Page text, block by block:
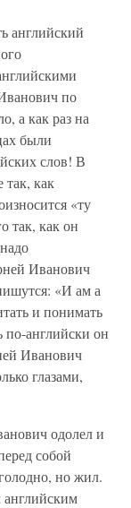
английский
по
а как раз на
были
слов! В
так, как
«ту
так, как он
Иванович
«И ам а
и понимать
по-английски он
Иванович
глазами,
одолел и
собой
но жил.